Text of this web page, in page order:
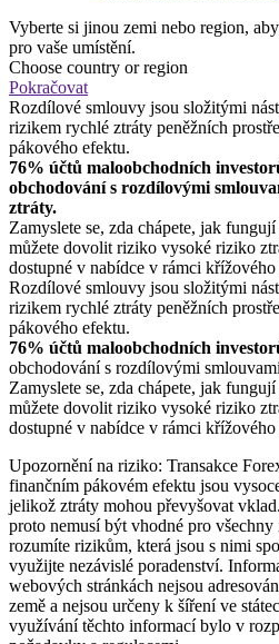
Vyberte si jinou zemi nebo region,
pro vaše umístění.
Choose country or region
Pokračovat
Rozdílové smlouvy jsou složitými
rizikem rychlé ztráty peněžních
pákového efektu.
76% účtů maloobchodních
obchodování s rozdílovými
ztráty.
Zamyslete se, zda chápete, jak
můžete dovolit riziko vysoké riziko
dostupné v nabídce v rámci křížového
Rozdílové smlouvy jsou složitými
rizikem rychlé ztráty peněžních
pákového efektu.
76% účtů maloobchodních
obchodování s rozdílovými
Zamyslete se, zda chápete, jak
můžete dovolit riziko vysoké riziko
dostupné v nabídce v rámci křížového
Upozornění na riziko: Transakce
finančním pákovém efektu jsou
jelikož ztráty mohou převyšovat
proto nemusí být vhodné pro všechny
rozumíte rizikům, která jsou s nimi
využijte nezávislé poradenství.
webových stránkách nejsou
země a nejsou určeny k šíření ve
využívání těchto informací bylo v